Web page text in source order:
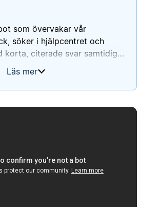
som övervakar vår
söker i hjälpcentret och
korta, citerade svar samtidigt
svar loggas i en databas med
för förfrågningar om
Läs mer